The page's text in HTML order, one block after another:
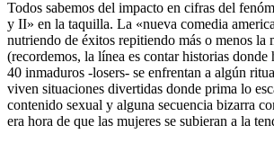
Todos sabemos del impacto en cifras del
y II» en la taquilla. La «nueva comedia
nutriendo de éxitos repitiendo más o menos la
(recordemos, la línea es contar historias donde
40 inmaduros -losers- se enfrentan a algún
viven situaciones divertidas donde prima lo
contenido sexual y alguna secuencia bizarra
era hora de que las mujeres se subieran a la